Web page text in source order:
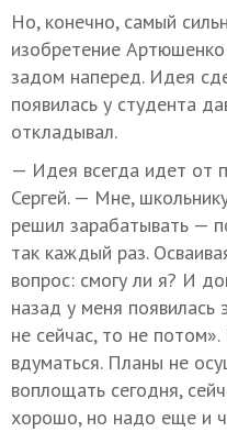
Но, конечно, самый
изобретение
задом наперед. Идея
появилась у студента
откладывал.
— Идея всегда идет от
Сергей. — Мне,
решил зарабатывать —
так каждый раз.
вопрос: смогу ли я? И
назад у меня появилась
не сейчас, то не
вдуматься. Планы не
воплощать сегодня,
хорошо, но надо еще и